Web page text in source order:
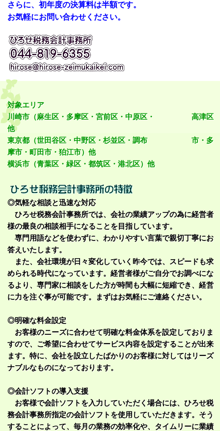
さらに、初年度の決算料は半額です。
お気軽にお問い合わせください。
対象エリア
川崎市（麻生区・多摩区・宮前区・中原区・ 高津区
他
東京都（世田谷区・中野区・杉並区・調布 市・多
摩市・町田市・狛江市）他
横浜市（青葉区・緑区・都筑区・港北区）他
◎気軽な相談と迅速な対応
ひろせ税務会計事務所では、会社の業績アップの為に経営者
様の最良の相談相手になることを目指しています。
専門用語などを使わずに、わかりやすい言葉で親切丁寧にお
答えいたします。
また、会社環境が日々変化していく昨今では、スピードも求
められる時代になっています。経営者様がご自分でお調べにな
るより、専門家に相談をした方が時間も大幅に短縮でき、経営
に力を注ぐ事が可能です。まずはお気軽にご連絡ください。
◎明確な料金設定
お客様のニーズに合わせて明確な料金体系を設定しておりま
すので、ご希望に合わせてサービス内容を設定することが出来
ます。特に、会社を設立したばかりのお客様に対してはリーズ
ナブルなものになっております。
◎会計ソフトの導入支援
お客様で会計ソフトを入力していただく場合には、ひろせ税
務会計事務所指定の会計ソフトを使用していただきます。そう
することによって、毎月の業務の効率化や、タイムリーに業績